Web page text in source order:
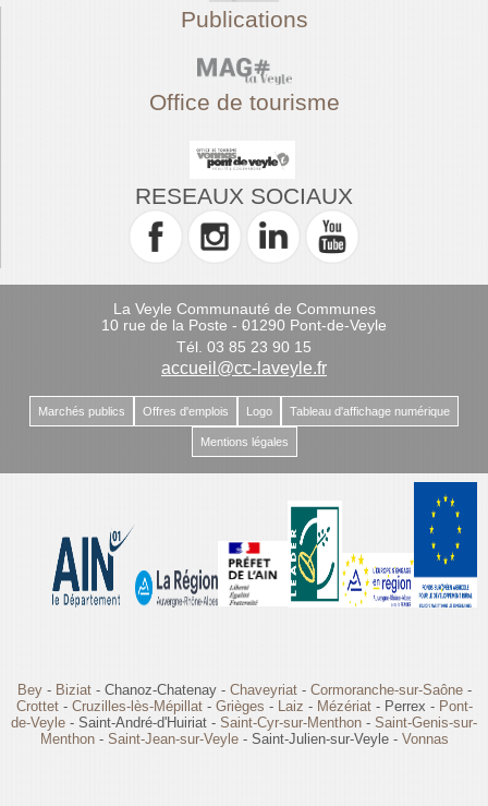
Publications
Office de tourisme
RESEAUX SOCIAUX
La Veyle Communauté de Communes
-
10 rue de la Poste - 01290 Pont-de-Veyle
Tél. 03 85 23 90 15
-
accueil@cc-laveyle.fr
Marchés publics Offres d'emplois Logo Tableau d'affichage numérique
Mentions légales
Bey- Biziat- Chanoz-Chatenay - Chaveyriat- Cormoranche-sur-Saône-
Crottet - Cruzilles-lès-Mépillat- Grièges - Laiz - Mézériat- Perrex - Pont-
de-Veyle - Saint-André-d'Huiriat - Saint-Cyr-sur-Menthon - Saint-Genis-sur-
Menthon- Saint-Jean-sur-Veyle- Saint-Julien-sur-Veyle - Vonnas